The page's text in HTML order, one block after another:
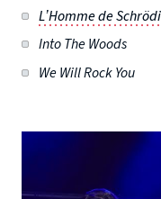
L’Homme de
Into The Woods
We Will Rock You